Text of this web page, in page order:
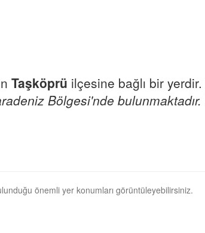
Taşköprü ilçesine bağlı bir yerdir.
Bölgesi'nde bulunmaktadır.
önemli yer konumları görüntüleyebilirsiniz.